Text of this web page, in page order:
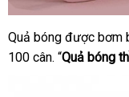
Dương
vật
Quả bóng đẹp
được bơm
100 cântư
. “Quả bóng